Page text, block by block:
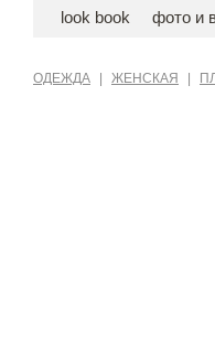
look book
фото и
ОДЕЖДА ЖЕНСКАЯ